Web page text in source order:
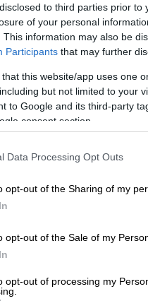
to third parties prior
of your personal
This information may also be
Participants that may further
that this website/app uses one
but not limited to your
to Google and its third-party
consent section.
Data Processing Opt Outs
opt-out of the Sharing of my
opt-out of the Sale of my
opt-out of processing my
και με
τουΡετζέπ Ταγίπ
σε δεκάδες
από τον
από
Σανλιούρφα,